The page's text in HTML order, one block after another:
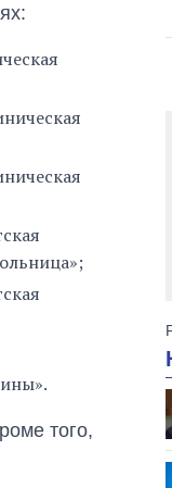
того,
лето: Киев и
стали
целью рф